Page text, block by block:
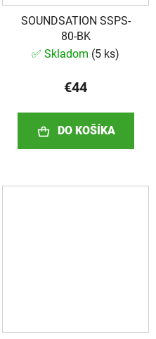
SOUNDSATION SSPS-
80-BK
✅ Skladom (5 ks)
€44
DO KOŠÍKA